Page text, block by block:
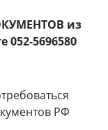
из
5696580
РФ